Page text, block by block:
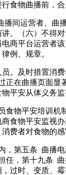
食物曲播前，合
运营者、曲
。（六）不
商平台运营者
例、规章。
及时措置消
在曲播页面
平安从体义务
平安培训机
食物平安监视
费者对食物的感
五条 曲播电
，第十九条
过时、变质